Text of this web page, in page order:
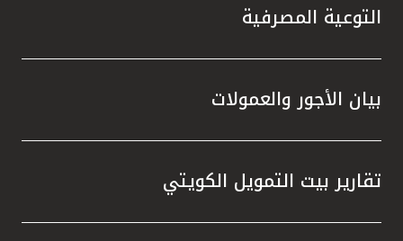
التوعية المصرفية
بيان الأجور والعمولات
تقارير بيت التمويل الكويتي